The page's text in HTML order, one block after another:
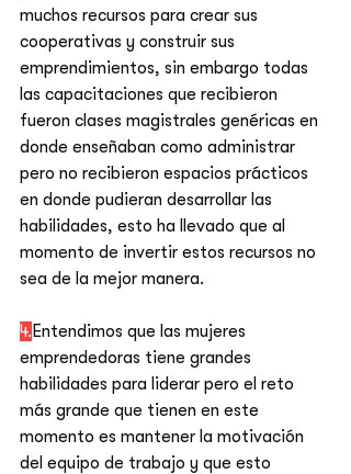
muchos recursos para crear sus
cooperativas y construir sus
emprendimientos, sin embargo todas
las capacitaciones que recibieron
fueron clases magistrales genéricas en
donde enseñaban como administrar
pero no recibieron espacios prácticos
en donde pudieran desarrollar las
habilidades, esto ha llevado que al
momento de invertir estos recursos no
sea de la mejor manera.
4. Entendimos que las mujeres
emprendedoras tiene grandes
habilidades para liderar pero el reto
más grande que tienen en este
momento es mantener la motivación
del equipo de trabajo y que esto